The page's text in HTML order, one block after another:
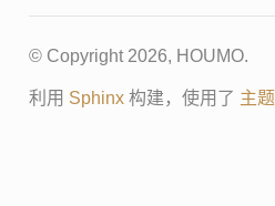
© Copyright 2026, HOUMO.
利用 Sphinx构建，使用了 主题